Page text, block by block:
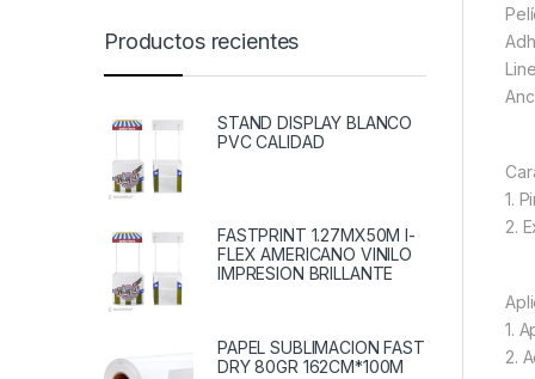
1.
2.
1.
2.
Productos recientes
STAND DISPLAY BLANCO
PVC CALIDAD
FASTPRINT 1.27MX50M I-
FLEX AMERICANO VINILO
IMPRESION BRILLANTE
PAPEL SUBLIMACION FAST
DRY 80GR 162CM*100M